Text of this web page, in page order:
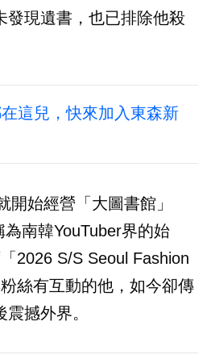
發現遺書，也已排除他殺
這兒，快來加入東森新
開始經營「大圖書館」
南韓YouTuber界的始
2026 S/S Seoul Fashion
絲有互動的他，如今卻傳
撼外界。